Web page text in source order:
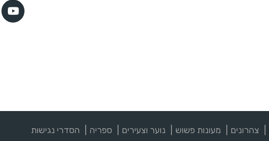
צהרונים מעונות פשוש נוער וצעירים ספריה הסדרי נגישות